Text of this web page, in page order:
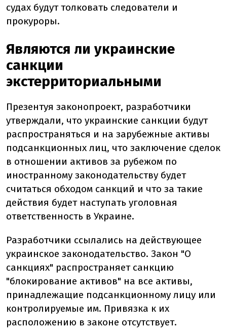
судах будут толковать следователи и
прокуроры.
Являются ли украинские
санкции
экстерриториальными
Презентуя законопроект, разработчики
утверждали, что украинские санкции будут
распространяться и на зарубежные активы
подсанкционных лиц, что заключение сделок
в отношении активов за рубежом по
иностранному законодательству будет
считаться обходом санкций и что за такие
действия будет наступать уголовная
ответственность в Украине.
Разработчики ссылались на действующее
украинское законодательство. Закон "О
санкциях" распространяет санкцию
"блокирование активов" на все активы,
принадлежащие подсанкционному лицу или
контролируемые им. Привязка к их
расположению в законе отсутствует.